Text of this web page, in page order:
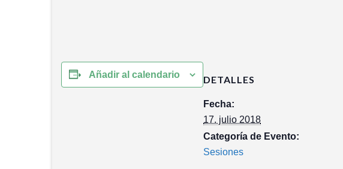
Añadir al calendario DETALLES
Fecha:
17. julio 2018
Categoría de Evento:
Sesiones